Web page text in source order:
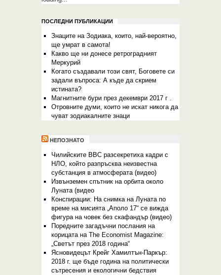
ПОСЛЕДНИ ПУБЛИКАЦИИ
Знаците на Зодиака, които, най-вероятно,
ще умрат в самота!
Какво ще ни донесе ретроградният
Меркурий
Когато създавали този свят, Боговете си
задали въпроса: А къде да скрием
истината?
Магнитните бури през декември 2017 г .
Отровните думи, които не искат никога да
чуват зодиакалните знаци
НЕПОЗНАТО
Чилийските ВВС разсекретиха кадри с
НЛО, който разпръсква неизвестна
субстанция в атмосферата (видео)
Извънземен спътник на орбита около
Луната (видео
Конспирации: На снимка на Луната по
време на мисията „Аполо 17“ се вижда
фигура на човек без скафандър (видео)
Поредните загадъчни послания на
корицата на The Economist Magazine:
„Светът през 2018 година“
Ясновидецът Крейг Хамилтън-Паркър:
2018 г. ще бъде година на политически
сътресения и екологични бедствия